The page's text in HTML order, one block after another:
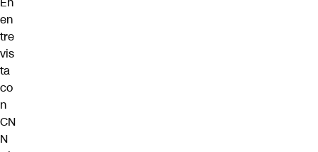
en
tre
vis
ta
co
n
CN
N